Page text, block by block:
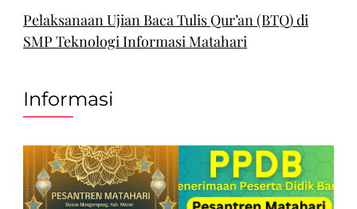
Pelaksanaan Ujian Baca Tulis Qur’an (BTQ) di
SMP Teknologi Informasi Matahari
Informasi